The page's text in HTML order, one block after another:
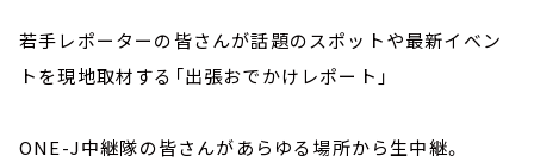
若手レポーターの皆さんが話題のスポットや最新イベン
トを現地取材する「出張おでかけレポート」
ONE-J中継隊の皆さんがあらゆる場所から生中継。